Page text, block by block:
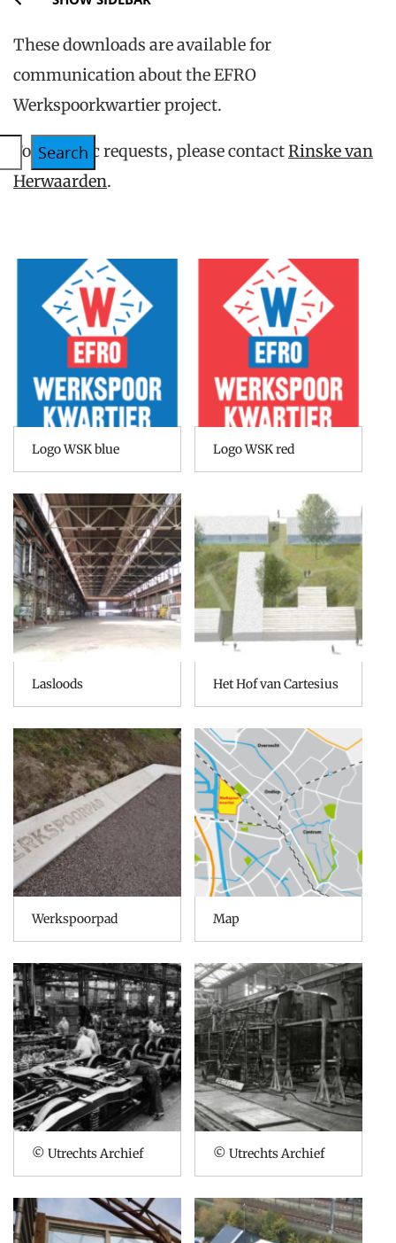
Search
These downloads are available for
communication about the EFRO
Werkspoorkwartier project.
For specific requests, please contactRinske van
Herwaarden.
Logo WSK blue Logo WSK red
Lasloods Het Hof van Cartesius
Werkspoorpad Map
© Utrechts Archief © Utrechts Archief